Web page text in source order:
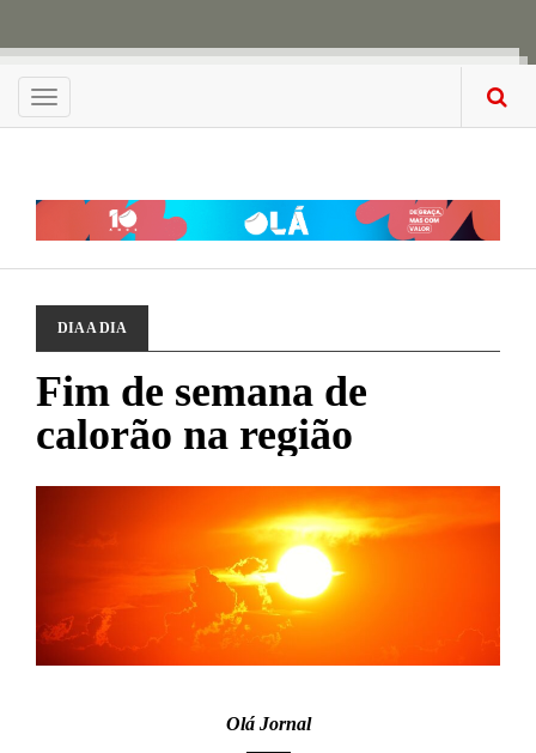
Menu
DIA A DIA
Fim de semana de
calorão na região
Olá Jornal